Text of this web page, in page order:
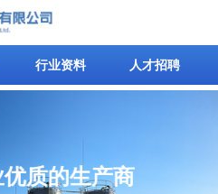
行业资料 人才招聘
质的生产商